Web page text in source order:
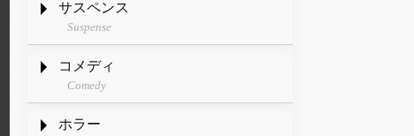
サスペンス
Suspense
コメディ
Comedy
ホラー